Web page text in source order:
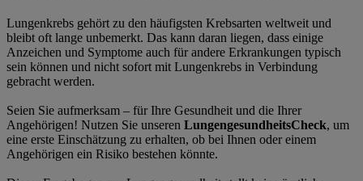
Lungenkrebs gehört zu den häufigsten Krebsarten weltweit und
bleibt oft lange unbemerkt. Das kann daran liegen, dass einige
Anzeichen und Symptome auch für andere Erkrankungen typisch
sein können und nicht sofort mit Lungenkrebs in Verbindung
gebracht werden.
Seien Sie aufmerksam – für Ihre Gesundheit und die Ihrer
Angehörigen! Nutzen Sie unseren LungengesundheitsCheck, um
eine erste Einschätzung zu erhalten, ob bei Ihnen oder einem
Angehörigen ein Risiko bestehen könnte.